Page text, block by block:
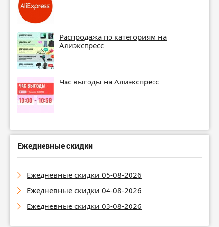
Распродажа по категориям на
Алиэкспресс
Час выгоды на Алиэкспресс
Ежедневные скидки
Ежедневные скидки 05-08-2026
Ежедневные скидки 04-08-2026
Ежедневные скидки 03-08-2026